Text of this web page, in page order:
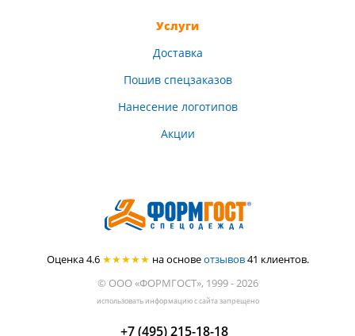
Оценка 4.6 ★★★★★ на основеотзывов41 клиентов.
© ООО «ФОРМГОСТ», 1999 - 2026
использовать информацию с сайта запрещено
Услуги
Доставка
Пошив спецзаказов
Нанесение логотипов
Акции
+7 (495) 215-18-18